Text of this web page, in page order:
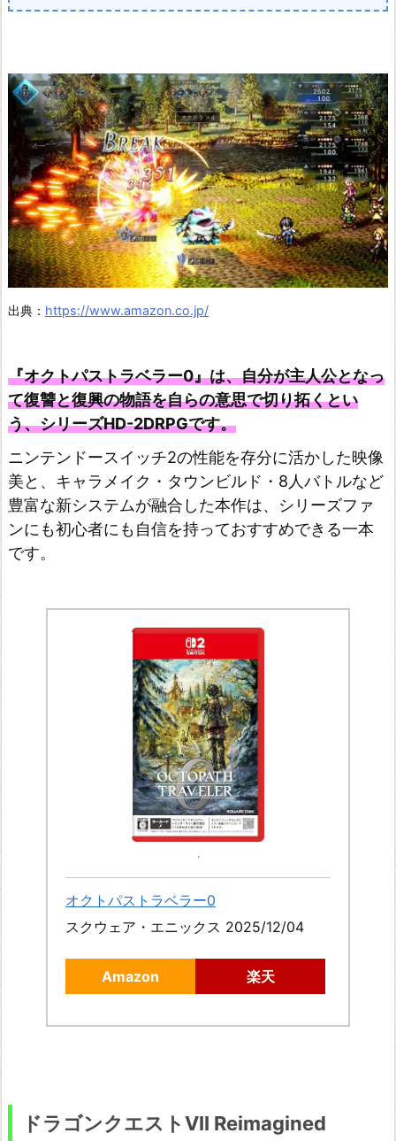
出典： https://www.amazon.co.jp/
『オクトパストラベラー0』は、自分が主人公となっ
て復讐と復興の物語を自らの意思で切り拓くとい
う、シリーズHD-2DRPGです。
ニンテンドースイッチ2の性能を存分に活かした映像
美と、キャラメイク・タウンビルド・8人バトルなど
豊富な新システムが融合した本作は、シリーズファ
ンにも初心者にも自信を持っておすすめできる一本
です。
オクトパストラベラー0
スクウェア・エニックス 2025/12/04
Amazon 楽天
ドラゴンクエストVII Reimagined